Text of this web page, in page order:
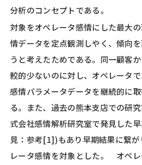
分析のコンセプトである。
対象をオペレータ感情にした最大
情データを定点観測しやく、傾向
うと考えたためである。同一顧客
較的少ないのに対し、オペレータ
感情パラメータデータを継続的に
る。また、過去の熊本支店での研
式会社感情解析研究室で発見した
見：参考[1])もあり早期結果に繋
レータ感情を対象とした。 オペ